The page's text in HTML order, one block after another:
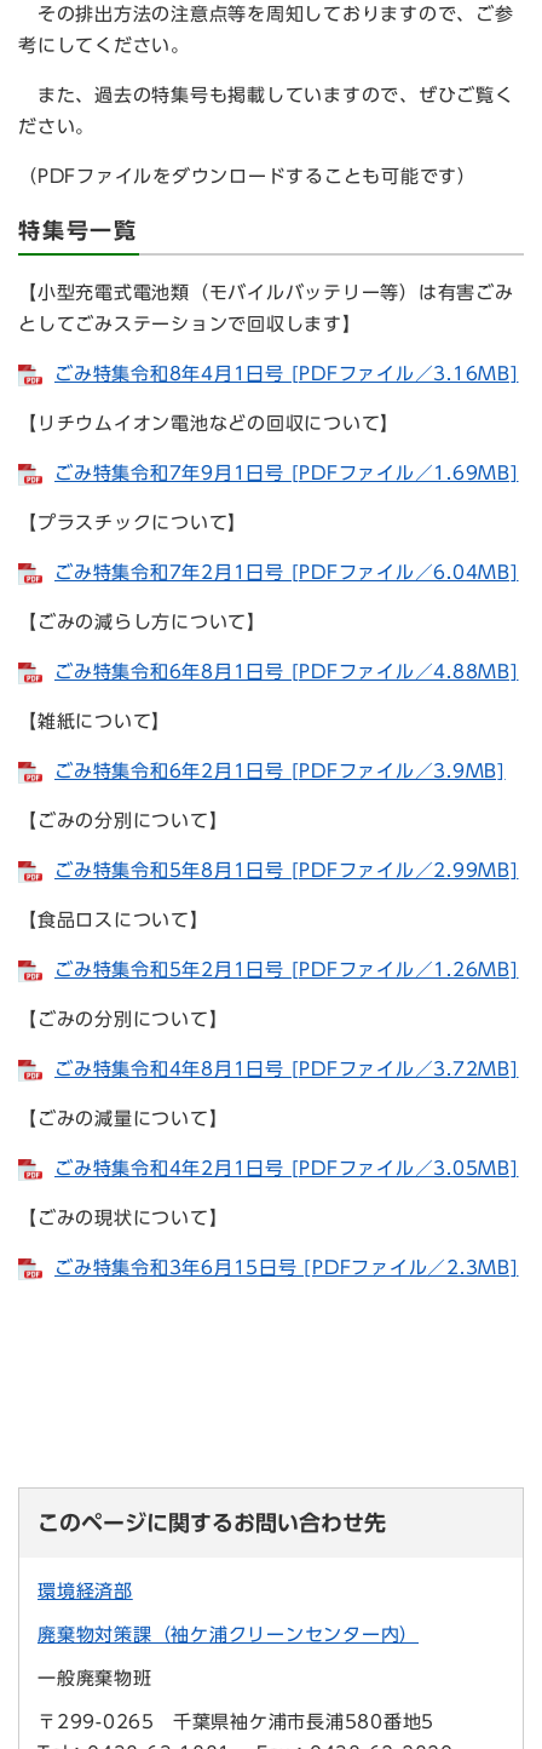
その排出方法の注意点等を周知しておりますので、ご参
考にしてください。
また、過去の特集号も掲載していますので、ぜひご覧く
ださい。
（PDFファイルをダウンロードすることも可能です）
特集号一覧
【小型充電式電池類（モバイルバッテリー等）は有害ごみ
としてごみステーションで回収します】
ごみ特集令和8年4月1日号 [PDFファイル／3.16MB]
【リチウムイオン電池などの回収について】
ごみ特集令和7年9月1日号 [PDFファイル／1.69MB]
【プラスチックについて】​
ごみ特集令和7年2月1日号 [PDFファイル／6.04MB]
【ごみの減らし方について】
ごみ特集令和6年8月1日号 [PDFファイル／4.88MB]
【雑紙について】
ごみ特集令和6年2月1日号 [PDFファイル／3.9MB]
【ごみの分別について】
ごみ特集令和5年8月1日号 [PDFファイル／2.99MB]
【食品ロスについて】
ごみ特集令和5年2月1日号 [PDFファイル／1.26MB]
【ごみの分別について】
ごみ特集令和4年8月1日号 [PDFファイル／3.72MB]
【ごみの減量について】
ごみ特集令和4年2月1日号 [PDFファイル／3.05MB]
【ごみの現状について】
ごみ特集令和3年6月15日号 [PDFファイル／2.3MB]
このページに関するお問い合わせ先
環境経済部
廃棄物対策課（袖ケ浦クリーンセンター内）
一般廃棄物班
〒299-0265
千葉県袖ケ浦市長浦580番地5